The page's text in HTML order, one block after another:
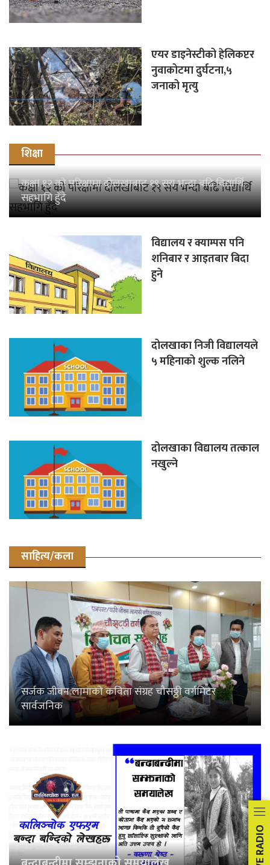
एयर डाइनेस्टीको हेलिकप्टर
नुवाकोटमा दुर्घटना,५
जनाको मृत्यु
शिक्षा
कक्षा १२ को परिक्षामा दोलखाबाट १९ सय भन्दा बढि विद्यार्थि
सहभागि हुँदै
विद्यालय र क्याम्पस पनि
शनिबार र आइतबार बिदा
हुने
दोलखाका निजी विद्यालयले
५ महिनाको शुल्क नलिने
दोलखाका विद्यालय तत्काल
नखुल्ने
साहित्य/कला
सर्जक जीवन लामाको कविता संग्रह चौसठ्ठी वर्गमिटर
सार्वजनिक
LIVE RADIO